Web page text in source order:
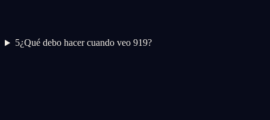
5¿Qué debo hacer cuando veo 919?